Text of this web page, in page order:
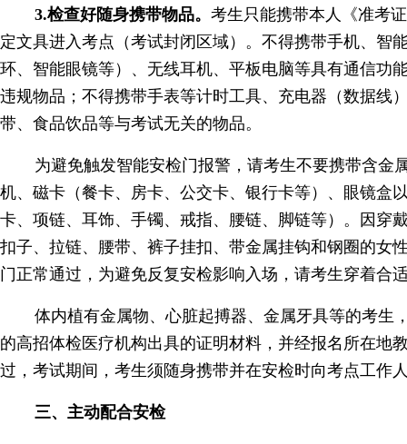
3.检查好随身携带物品。考生只能携带本人《准考
定文具进入考点（考试封闭区域）。不得携带手机、智
环、智能眼镜等）、无线耳机、平板电脑等具有通信功
违规物品；不得携带手表等计时工具、充电器（数据线
带、食品饮品等与考试无关的物品。
为避免触发智能安检门报警，请考生不要携带含金
机、磁卡（餐卡、房卡、公交卡、银行卡等）、眼镜盒
卡、项链、耳饰、手镯、戒指、腰链、脚链等）。因穿
扣子、拉链、腰带、裤子挂扣、带金属挂钩和钢圈的女
门正常通过，为避免反复安检影响入场，请考生穿着合
体内植有金属物、心脏起搏器、金属牙具等的考生
的高招体检医疗机构出具的证明材料，并经报名所在地
过，考试期间，考生须随身携带并在安检时向考点工作
三、主动配合安检